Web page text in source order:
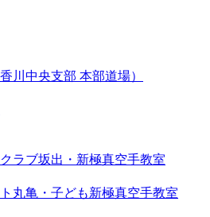
川中央支部 本部道場）
ラブ坂出・新極真空手教室
丸亀・子ども新極真空手教室